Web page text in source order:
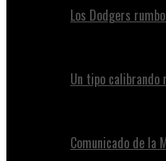
Los Dodgers
Un tipo
Comunicado de la